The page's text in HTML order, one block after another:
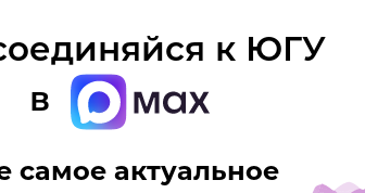
к ЮГУ
в
самое актуальное
технологических и социально